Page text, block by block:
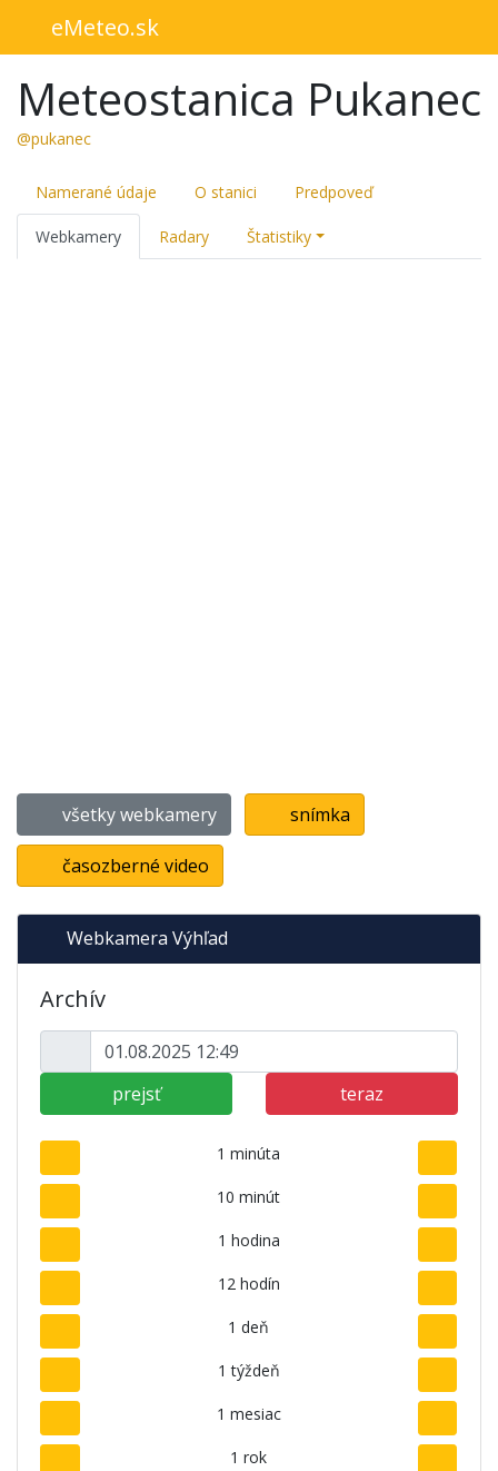
eMeteo.sk
Meteostanica Pukanec
@pukanec
Namerané údaje O stanici Predpoveď
Webkamery Radary Štatistiky
všetky webkamery snímka
časozberné video
Webkamera Výhľad
Archív
prejsť teraz
1 minúta
10 minút
1 hodina
12 hodín
1 deň
1 týždeň
1 mesiac
1 rok